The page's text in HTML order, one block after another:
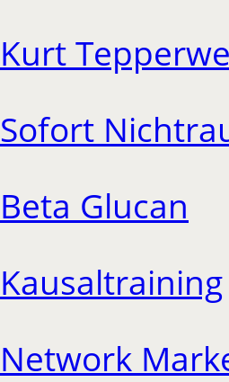
Kurt
Sofort
Beta Glucan
Kausaltraining
Network